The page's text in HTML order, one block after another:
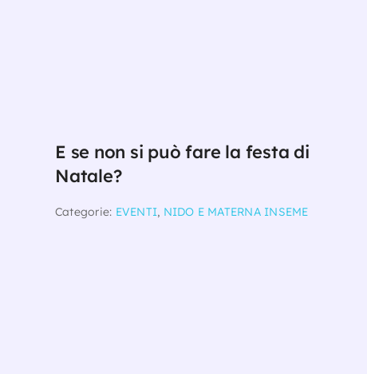
E se non si può fare la festa di
Natale?
Categorie: EVENTI, NIDO E MATERNA INSEME